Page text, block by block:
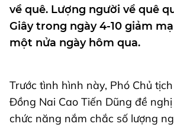
về quê. Lượng người về quê
Giây trong ngày 4-10 giảm
một nửa ngày hôm qua.
Trước tình hình này, Phó Chủ
Đồng Nai Cao Tiến Dũng đề
chức năng nắm chắc số lượng